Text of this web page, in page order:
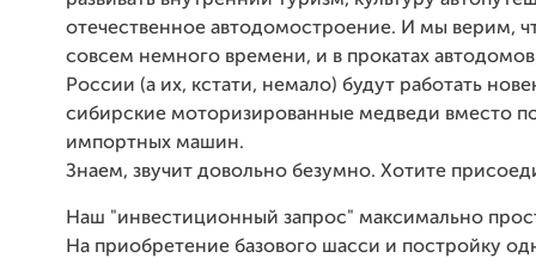
отечественное автодомостроение. И мы верим,
совсем немного времени, и в прокатах
России (а их, кстати, немало) будут работать
сибирские моторизированные медведи вместо
импортных машин.
Знаем, звучит довольно безумно. Хотите
Наш "инвестиционный запрос" максимально
На приобретение базового шасси и постройку